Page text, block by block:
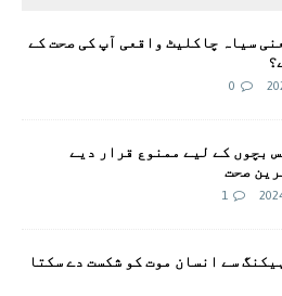
سیاہ چاکلیٹ واقعی آپ کی صحت کے
0
بچوں کے لیے ممنوع قرار دیے
صحت
1
سے انسان موت کو شکست دے سکتا